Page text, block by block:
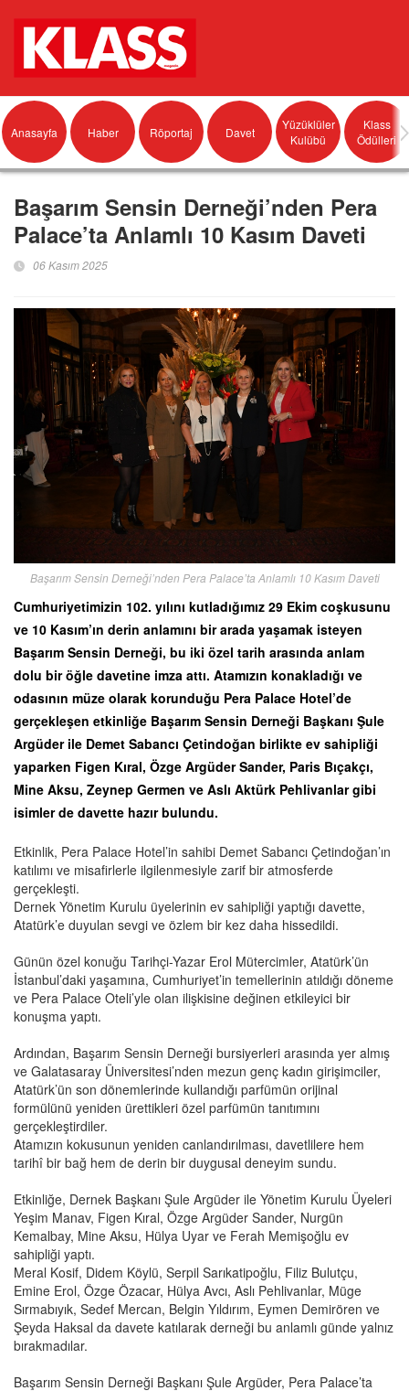
Anasayfa Haber Röportaj Davet
Yüzüklüler
Kulübü
Klass
Ödülleri
Başarım Sensin Derneği’nden Pera
Palace’ta Anlamlı 10 Kasım Daveti
06 Kasım 2025
Başarım Sensin Derneği’nden Pera Palace’ta Anlamlı 10 Kasım Daveti
Cumhuriyetimizin 102. yılını kutladığımız 29 Ekim coşkusunu
ve 10 Kasım’ın derin anlamını bir arada yaşamak isteyen
Başarım Sensin Derneği, bu iki özel tarih arasında anlam
dolu bir öğle davetine imza attı. Atamızın konakladığı ve
odasının müze olarak korunduğu Pera Palace Hotel’de
gerçekleşen etkinliğe Başarım Sensin Derneği Başkanı Şule
Argüder ile Demet Sabancı Çetindoğan birlikte ev sahipliği
yaparken Figen Kıral, Özge Argüder Sander, Paris Bıçakçı,
Mine Aksu, Zeynep Germen ve Aslı Aktürk Pehlivanlar gibi
isimler de davette hazır bulundu.
Etkinlik, Pera Palace Hotel’in sahibi Demet Sabancı Çetindoğan’ın
katılımı ve misafirlerle ilgilenmesiyle zarif bir atmosferde
gerçekleşti.
Dernek Yönetim Kurulu üyelerinin ev sahipliği yaptığı davette,
Atatürk’e duyulan sevgi ve özlem bir kez daha hissedildi.
Günün özel konuğu Tarihçi-Yazar Erol Mütercimler, Atatürk’ün
İstanbul’daki yaşamına, Cumhuriyet’in temellerinin atıldığı döneme
ve Pera Palace Oteli’yle olan ilişkisine değinen etkileyici bir
konuşma yaptı.
Ardından, Başarım Sensin Derneği bursiyerleri arasında yer almış
ve Galatasaray Üniversitesi’nden mezun genç kadın girişimciler,
Atatürk’ün son dönemlerinde kullandığı parfümün orijinal
formülünü yeniden ürettikleri özel parfümün tanıtımını
gerçekleştirdiler.
Atamızın kokusunun yeniden canlandırılması, davetlilere hem
tarihî bir bağ hem de derin bir duygusal deneyim sundu.
Etkinliğe, Dernek Başkanı Şule Argüder ile Yönetim Kurulu Üyeleri
Yeşim Manav, Figen Kıral, Özge Argüder Sander, Nurgün
Kemalbay, Mine Aksu, Hülya Uyar ve Ferah Memişoğlu ev
sahipliği yaptı.
Meral Kosif, Didem Köylü, Serpil Sarıkatipoğlu, Filiz Bulutçu,
Emine Erol, Özge Özacar, Hülya Avcı, Aslı Pehlivanlar, Müge
Sırmabıyık, Sedef Mercan, Belgin Yıldırım, Eymen Demirören ve
Şeyda Haksal da davete katılarak derneği bu anlamlı günde yalnız
bırakmadılar.
Başarım Sensin Derneği Başkanı Şule Argüder, Pera Palace’ta